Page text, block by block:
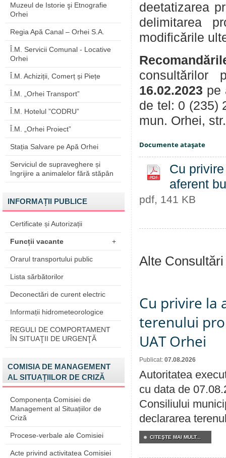
Muzeul de Istorie şi Etnografie
Orhei
Regia Apă Canal – Orhei S.A.
Î.M. Servicii Comunal - Locative
Orhei
Î.M. Achiziții, Comerț și Piețe
Î.M. „Orhei Transport”
Î.M. Hotelul ”CODRU”
Î.M. „Orhei Proiect”
Stația Salvare pe Apă Orhei
Serviciul de supraveghere și
îngrijire a animalelor fără stăpân
INFORMAȚII PUBLICE
Certificate și Autorizații
Funcții vacante +
Orarul transportului public
Lista sărbătorilor
Deconectări de curent electric
Informații hidrometeorologice
REGULI DE COMPORTAMENT
ÎN SITUAŢII DE URGENŢĂ
COMISIA DE MANAGEMENT
AL SITUAȚIILOR DE CRIZĂ
Componența Comisiei de
Management al Situațiilor de
Criză
Procese-verbale ale Comisiei
Acte privind activitatea Comisiei
deetatizarea
delimitarea
modificările
16.02.2023 pe
de tel: 0 (235)
mun. Orhei,
Documente ataşate
Cu
aferent
pdf, 141 KB
Alte
Cu privire la
terenului
UAT Orhei
Publicat: 07.08.2026
Autoritatea
cu data de
Consiliului
declararea
CITEŞTE MAI MULT...